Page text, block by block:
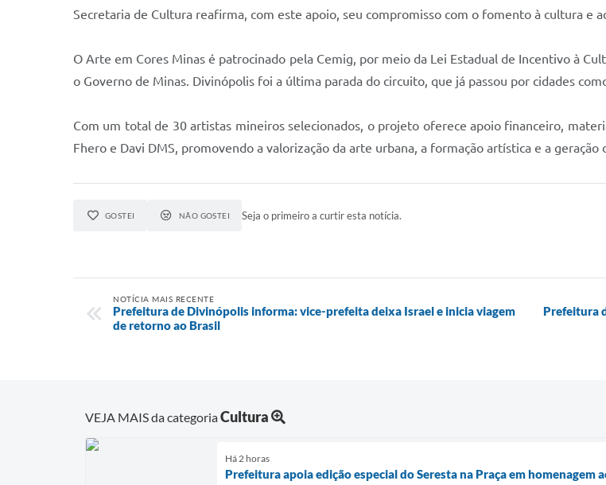
Secretaria de Cultura reafirma, com este apoio, seu compromisso com o fomento à cultura e
O Arte em Cores Minas é patrocinado pela Cemig, por meio da Lei Estadual de Incentivo à
o Governo de Minas. Divinópolis foi a última parada do circuito, que já passou por cidades
Com um total de 30 artistas mineiros selecionados, o projeto oferece apoio financeiro,
Fhero e Davi DMS, promovendo a valorização da arte urbana, a formação artística e a geração
GOSTEI NÃO GOSTEI Seja o primeiro a curtir esta notícia.
NOTÍCIA MAIS RECENTE
Prefeitura de Divinópolis informa: vice-prefeita deixa Israel e inicia viagem
de retorno ao Brasil
Prefeitura
VEJA MAIS da categoriaCultura
Há 2 horas
Prefeitura apoia edição especial do Seresta na Praça em homenagem